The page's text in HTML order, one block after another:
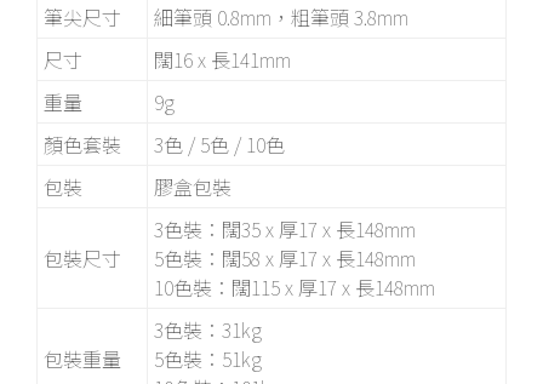
筆尖尺寸
細筆頭 0.8mm，粗筆頭 3.8mm
尺寸
闊16 x 長141mm
重量
9g
顏色套裝
3色 / 5色 / 10色
包裝
膠盒包裝
包裝尺寸
3色裝：闊35 x 厚17 x 長148mm
5色裝：闊58 x 厚17 x 長148mm
10色裝：闊115 x 厚17 x 長148mm
包裝重量
3色裝：31kg
5色裝：51kg